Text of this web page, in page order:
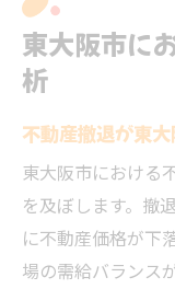
東大阪
IRやカジ
不動産の撤
不動産
IR事業
契約解
東大阪市に
析
不動産撤退が東
東大阪市における
を及ぼします。撤
に不動産価格が下
場の需給バランス